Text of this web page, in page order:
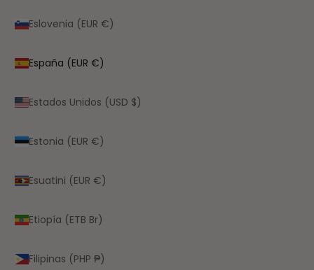
Eslovenia (EUR €)
España (EUR €)
Estados Unidos (USD $)
Estonia (EUR €)
Esuatini (EUR €)
Etiopía (ETB Br)
Filipinas (PHP ₱)